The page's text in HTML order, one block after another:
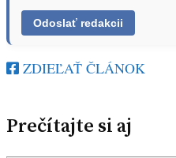
ZDIEĽAŤ ČLÁNOK
Prečítajte si aj